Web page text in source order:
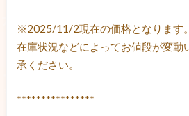
※2025/11/2現在の価格となります。
在庫状況などによってお値段が変動
承ください。
****************